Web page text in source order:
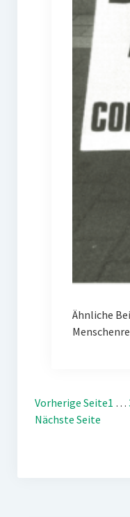
Ähnliche
Vorherige Seite1 …
Nächste Seite